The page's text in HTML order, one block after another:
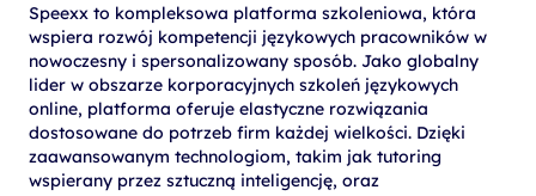
Speexx to kompleksowa platforma szkoleniowa, która
wspiera rozwój kompetencji językowych pracowników w
nowoczesny i spersonalizowany sposób. Jako globalny
lider w obszarze korporacyjnych szkoleń językowych
online, platforma oferuje elastyczne rozwiązania
dostosowane do potrzeb firm każdej wielkości. Dzięki
zaawansowanym technologiom, takim jak tutoring
wspierany przez sztuczną inteligencję, oraz